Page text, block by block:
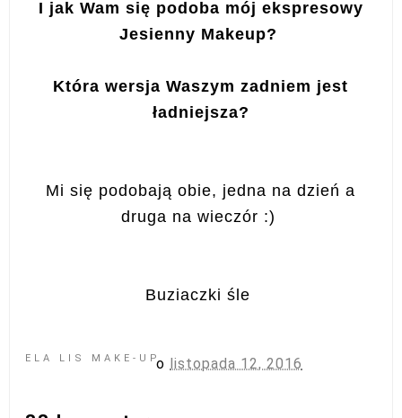
I jak Wam się podoba mój ekspresowy
Jesienny Makeup?
Która wersja Waszym zadniem jest
ładniejsza?
Mi się podobają obie, jedna na dzień a
druga na wieczór :)
Buziaczki śle
ELA LIS MAKE-UPo listopada 12, 2016